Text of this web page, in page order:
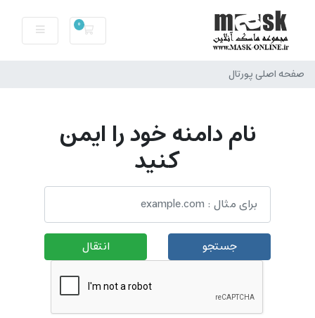
0
سبد خرید
صفحه اصلی پورتال
نام دامنه خود را ایمن
کنید
جستجو انتقال